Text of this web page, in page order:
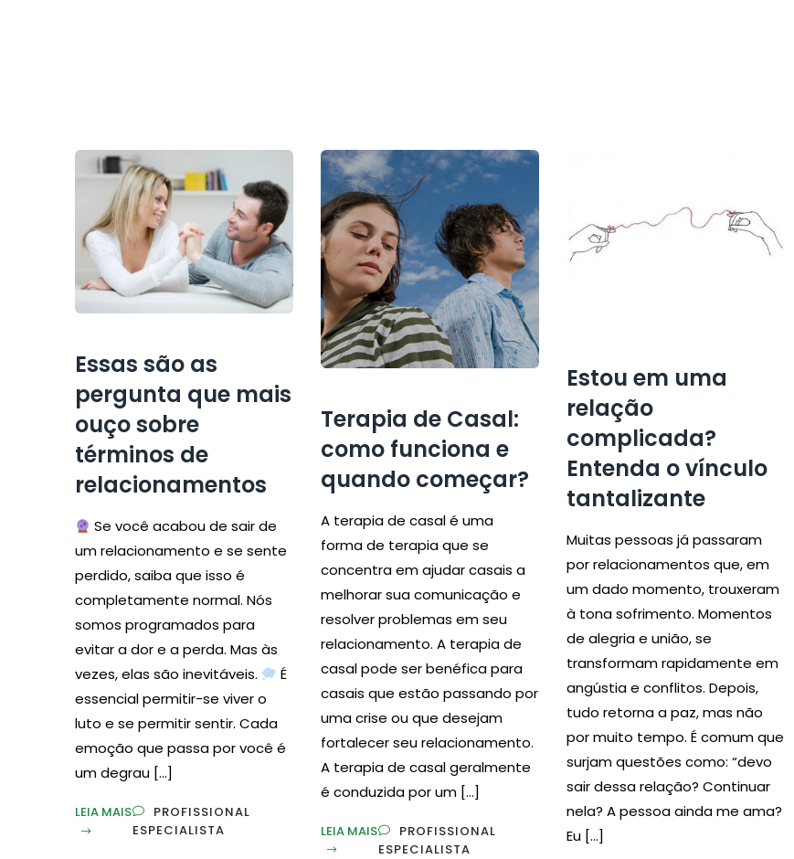
Essas são as
pergunta que mais
ouço sobre
términos de
relacionamentos
Se você acabou de sair de
um relacionamento e se sente
perdido, saiba que isso é
completamente normal. Nós
somos programados para
evitar a dor e a perda. Mas às
vezes, elas são inevitáveis.
É
essencial permitir-se viver o
luto e se permitir sentir. Cada
emoção que passa por você é
um degrau […]
LEIA MAIS
PROFISSIONAL
ESPECIALISTA
Terapia de Casal:
como funciona e
quando começar?
A terapia de casal é uma
forma de terapia que se
concentra em ajudar casais a
melhorar sua comunicação e
resolver problemas em seu
relacionamento. A terapia de
casal pode ser benéfica para
casais que estão passando por
uma crise ou que desejam
fortalecer seu relacionamento.
A terapia de casal geralmente
é conduzida por um […]
LEIA MAIS
PROFISSIONAL
ESPECIALISTA
Estou em uma
relação
complicada?
Entenda o vínculo
tantalizante
Muitas pessoas já passaram
por relacionamentos que, em
um dado momento, trouxeram
à tona sofrimento. Momentos
de alegria e união, se
transformam rapidamente em
angústia e conflitos. Depois,
tudo retorna a paz, mas não
por muito tempo. É comum que
surjam questões como: “devo
sair dessa relação? Continuar
nela? A pessoa ainda me ama?
Eu […]